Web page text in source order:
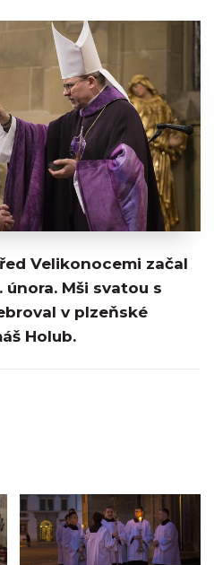
Velikonocemi začal
Mši svatou s
v plzeňské
Holub.